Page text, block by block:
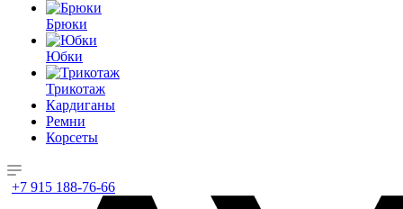
Брюки
Юбки
Трикотаж
Кардиганы
Ремни
Корсеты
+7 915 188-76-66